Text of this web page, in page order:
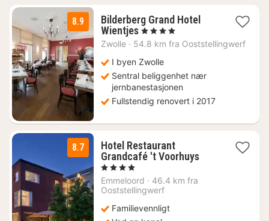
8.9
Bilderberg Grand Hotel
Wientjes1
natt
1408
kr.
, 4 Stjerner
Zwolle · 54.8 km fra Ooststellingwerf
I byen Zwolle
Sentral beliggenhet nær
jernbanestasjonen
Fullstendig renovert i 2017
8.7
Hotel Restaurant
Grandcafé 't Voorhuys1
, 4 Stjerner
Emmeloord · 46.4 km fra
Ooststellingwerf
Familievennligt